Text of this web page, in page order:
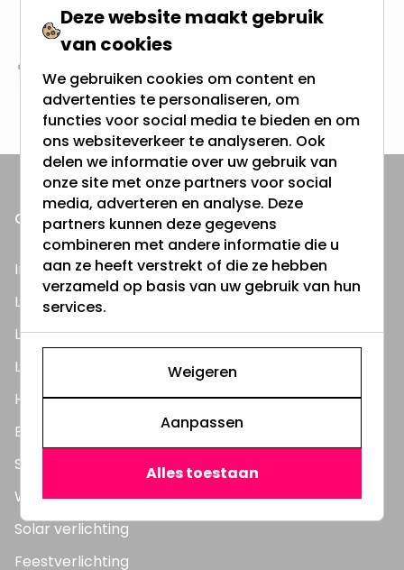
Vanaf EUR100,- naar NL & BE
& 100 dagen recht op retour
Altijd uit eigen voorraad
3000m2 - 60.000+ Producten
ONZE PRODUCTEN
Inbouwspots
LED Lampen
LED TL Buizen
LED Panelen
Highbay's / Ufo's
Bouwlampen
Straatlampen
Wandlampen
Solar verlichting
Feestverlichting
Deze website maakt gebruik
van cookies
We gebruiken cookies om content en
advertenties te personaliseren, om
functies voor social media te bieden en om
ons websiteverkeer te analyseren. Ook
delen we informatie over uw gebruik van
onze site met onze partners voor social
media, adverteren en analyse. Deze
partners kunnen deze gegevens
combineren met andere informatie die u
aan ze heeft verstrekt of die ze hebben
verzameld op basis van uw gebruik van hun
services.
Weigeren
Aanpassen
Alles toestaan